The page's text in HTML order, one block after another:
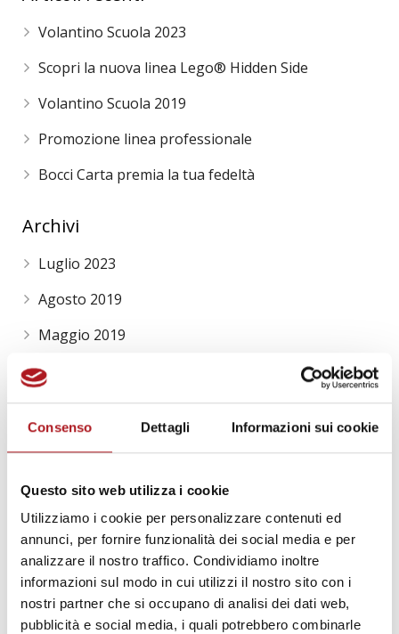
Consenso Dettagli Informazioni sui cookie
Questo sito web utilizza i cookie
Utilizziamo i cookie per personalizzare contenuti ed
annunci, per fornire funzionalità dei social media e per
analizzare il nostro traffico. Condividiamo inoltre
informazioni sul modo in cui utilizzi il nostro sito con i
nostri partner che si occupano di analisi dei dati web,
pubblicità e social media, i quali potrebbero combinarle
Volantino Scuola 2023
Scopri la nuova linea Lego® Hidden Side
Volantino Scuola 2019
Promozione linea professionale
Bocci Carta premia la tua fedeltà
Archivi
Luglio 2023
Agosto 2019
Maggio 2019
Aprile 2018
Dicembre 2017
Settembre 2017
Agosto 2017
Luglio 2017
Giugno 2017